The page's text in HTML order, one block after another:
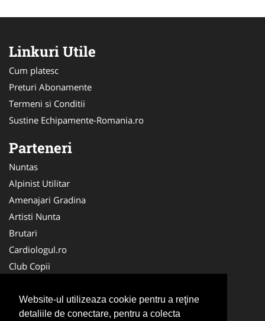
Website-ul utilizeaza cookie pentru a reţine
detaliile de conectare, pentru a colecta
Linkuri Utile
Cum platesc
Preturi Abonamente
Termeni si Conditii
Sustine Echipamente-Romania.ro
Parteneri
Nuntas
Alpinist Utilitar
Amenajari Gradina
Artisti Nunta
Brutari
Cardiologul.ro
Club Copii
Ambalaje Romania
Cabinet-Individual.ro